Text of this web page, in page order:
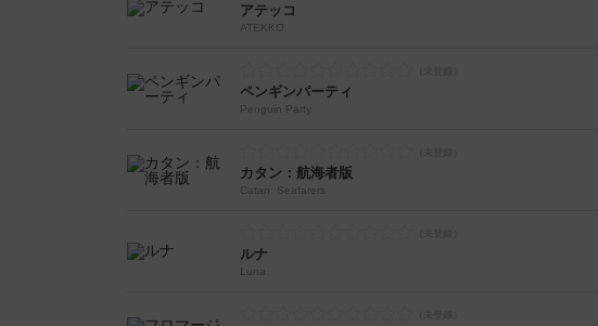
アテッコ
ATEKKO
ペンギンパーティ
Penguin Party
カタン：航海者版
Catan: Seafarers
ルナ
Luna